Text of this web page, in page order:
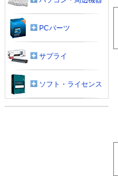
PCパーツ
サプライ
ソフト・ライセンス